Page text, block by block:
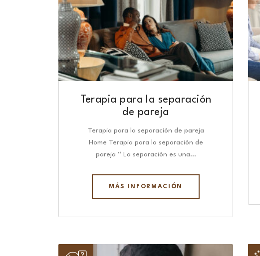
Terapia para la separación
de pareja
Terapia para la separación de pareja
Home Terapia para la separación de
pareja “ La separación es una…
MÁS INFORMACIÓN